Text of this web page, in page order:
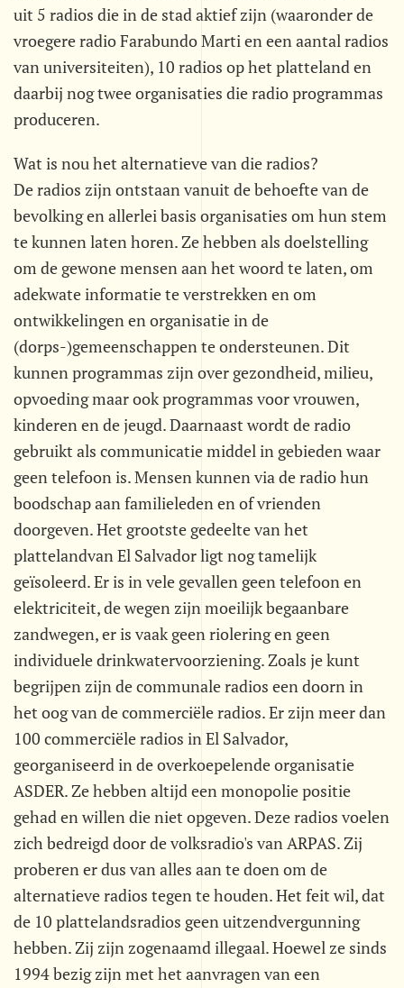
uit 5 radios die in de stad aktief zijn (waaronder de
vroegere radio Farabundo Marti en een aantal radios
van universiteiten), 10 radios op het platteland en
daarbij nog twee organisaties die radio programmas
produceren.
Wat is nou het alternatieve van die radios?
De radios zijn ontstaan vanuit de behoefte van de
bevolking en allerlei basis organisaties om hun stem
te kunnen laten horen. Ze hebben als doelstelling
om de gewone mensen aan het woord te laten, om
adekwate informatie te verstrekken en om
ontwikkelingen en organisatie in de
(dorps-)gemeenschappen te ondersteunen. Dit
kunnen programmas zijn over gezondheid, milieu,
opvoeding maar ook programmas voor vrouwen,
kinderen en de jeugd. Daarnaast wordt de radio
gebruikt als communicatie middel in gebieden waar
geen telefoon is. Mensen kunnen via de radio hun
boodschap aan familieleden en of vrienden
doorgeven. Het grootste gedeelte van het
plattelandvan El Salvador ligt nog tamelijk
geïsoleerd. Er is in vele gevallen geen telefoon en
elektriciteit, de wegen zijn moeilijk begaanbare
zandwegen, er is vaak geen riolering en geen
individuele drinkwatervoorziening. Zoals je kunt
begrijpen zijn de communale radios een doorn in
het oog van de commerciële radios. Er zijn meer dan
100 commerciële radios in El Salvador,
georganiseerd in de overkoepelende organisatie
ASDER. Ze hebben altijd een monopolie positie
gehad en willen die niet opgeven. Deze radios voelen
zich bedreigd door de volksradio's van ARPAS. Zij
proberen er dus van alles aan te doen om de
alternatieve radios tegen te houden. Het feit wil, dat
de 10 plattelandsradios geen uitzendvergunning
hebben. Zij zijn zogenaamd illegaal. Hoewel ze sinds
1994 bezig zijn met het aanvragen van een